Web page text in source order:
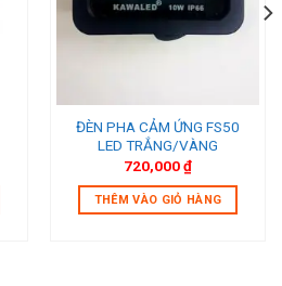
ĐÈN PHA CẢM ỨNG FS50
LED TRẮNG/VÀNG
720,000₫
THÊM VÀO GIỎ HÀNG